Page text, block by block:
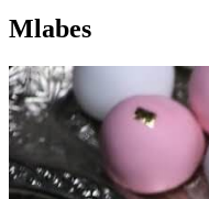
Mlabes